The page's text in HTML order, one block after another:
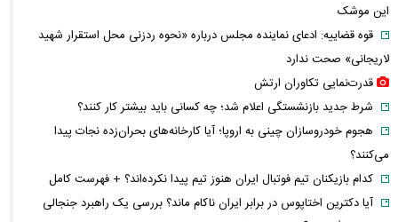
این موشک
قوه قضاییه: ادعای نماینده مجلس درباره «نحوه ردزنی محل استقرار شهید
لاریجانی» صحت ندارد
قدرت‌نمایی تکاوران ارتش
شرط جدید بازنشستگی اعلام شد؛ چه کسانی باید بیشتر کار کنند؟
هجوم خودروسازان چینی به اروپا؛ آیا کارخانه‌های بحران‌زده نجات پیدا
می‌کنند؟
کدام بازیکنان تیم فوتبال ایران هنوز تیم پیدا نکرده‌اند؟ + فهرست کامل
آیا دکترین اختاپوس در برابر ایران ناکام ماند؟ بررسی یک راهبرد جنجالی